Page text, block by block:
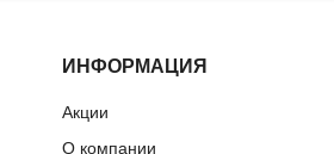
ИНФОРМАЦИЯ
Акции
О компании